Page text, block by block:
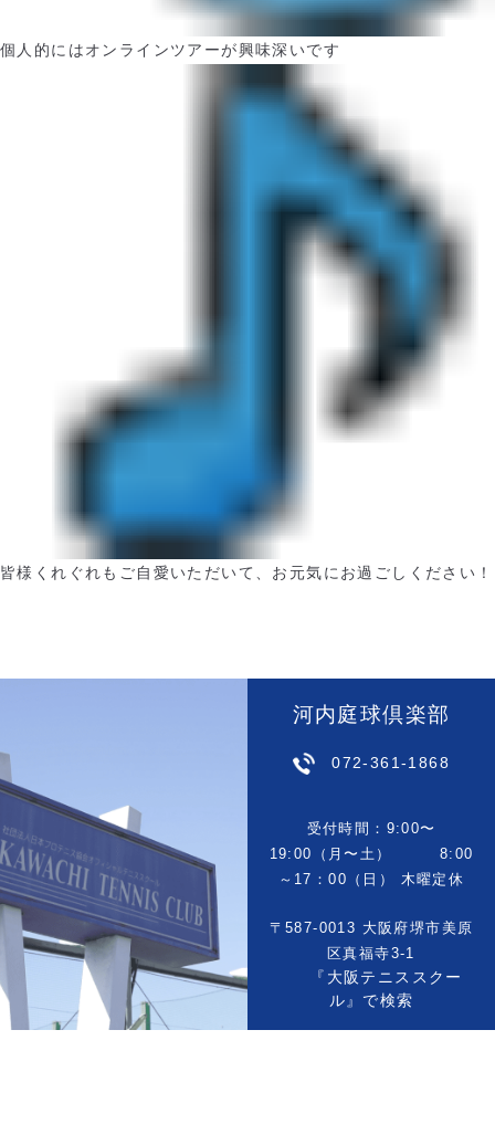
個人的にはオンラインツアーが興味深いです
皆様くれぐれもご自愛いただいて、お元気にお過ごしください！
河内庭球倶楽部
072-361-1868
受付時間：9:00〜
19:00（月〜土） 8:00
～17：00（日） 木曜定休
〒587-0013 大阪府堺市美原
区真福寺3-1
『大阪テニススクー
ル』で検索